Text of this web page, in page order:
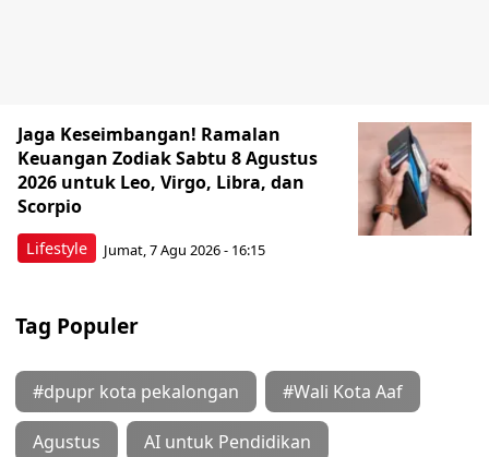
Lifestyle
Jaga Keseimbangan! Ramalan
Keuangan Zodiak Sabtu 8 Agustus
2026 untuk Leo, Virgo, Libra, dan
Scorpio
Jumat, 7 Agu 2026 - 16:15
Tag Populer
#dpupr kota pekalongan #Wali Kota Aaf
Agustus AI untuk Pendidikan